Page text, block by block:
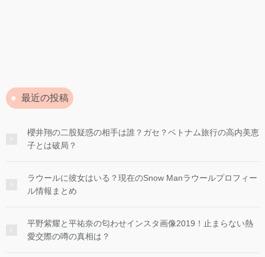
最近の投稿
櫻井翔の二股疑惑の相手は誰？ガセ？ベトナム旅行の高内美恵
子とは破局？
ラウールに彼女はいる？現在のSnow Manラウールプロフィー
ル情報まとめ
平野紫耀と平祐奈の匂わせインスタ画像2019！止まらない熱
愛交際の噂の真相は？